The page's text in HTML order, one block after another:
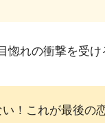
惚れの衝撃を受
！これが最後の